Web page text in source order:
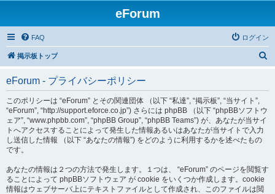
eForum
FAQ ログイン
掲示板トップ
eForum - プライバシーポリシー
このポリシーは “eForum” とその関連団体 （以下 “私達”, “掲示板”, “当サイト”,
“eForum”, “http://support.eforce.co.jp”) さらには phpBB （以下 “phpBBソフトウ
ェア”, “www.phpbb.com”, “phpBB Group”, “phpBB Teams”) が、あなたが当サイ
トへアクセスすることによって発生した情報あるいはあなたが当サイトで入力
し送信した情報 （以下 “あなたの情報”) をどのように利用するかを述べたもの
です。
あなたの情報は２つの方法で発生します。１つは、 “eForum” のページを閲覧す
ることによって phpBBソフトウェア が cookie をいくつか作成します。cookie
情報はウェブサーバ上にテキストファイルとして作成され、このファイルは閲